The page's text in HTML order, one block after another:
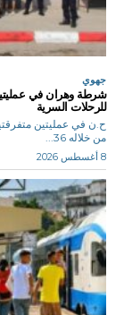
جهوي
للرحلات السرية
ح.ن في عمليتين
من خلاله 36...
8 أغسطس 2026